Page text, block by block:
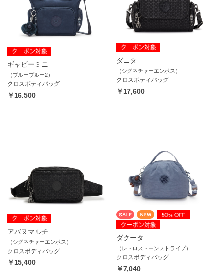
ギャビーミニ
（ブルーブルー2）
クロスボディバッグ
￥16,500
ダニタ
（シグネチャーエンボス）
クロスボディバッグ
￥17,600
アバヌマルチ
（シグネチャーエンボス）
クロスボディバッグ
￥15,400
ダクータ
（レトロストーンストライプ）
クロスボディバッグ
￥7,040